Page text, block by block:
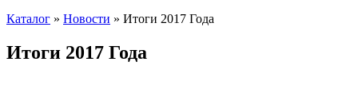
Каталог » Новости » Итоги 2017 Года
Итоги 2017 Года